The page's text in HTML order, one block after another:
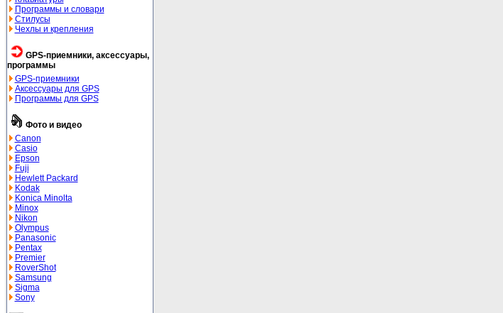
Программы и словари
Стилусы
Чехлы и крепления
GPS-приемники, аксессуары,
программы
GPS-приемники
Аксессуары для GPS
Программы для GPS
Фото и видео
Canon
Casio
Epson
Fuji
Hewlett Packard
Kodak
Konica Minolta
Minox
Nikon
Olympus
Panasonic
Pentax
Premier
RoverShot
Samsung
Sigma
Sony